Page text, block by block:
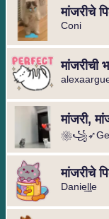
मांजरीचे
Coni
मांजरीची
मांजरी,
मांजरीचे
Danie͢͢͢lle️